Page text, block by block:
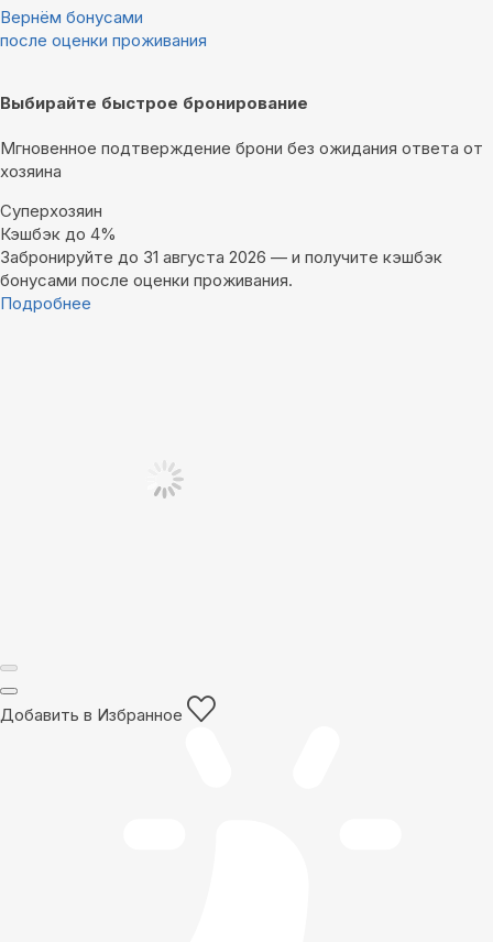
Вернём бонусами
после оценки проживания
Выбирайте быстрое бронирование
Мгновенное подтверждение брони без ожидания ответа от
хозяина
Суперхозяин
Кэшбэк до 4%
Забронируйте до 31 августа 2026 — и получите кэшбэк
бонусами после оценки проживания.
Подробнее
Добавить в Избранное